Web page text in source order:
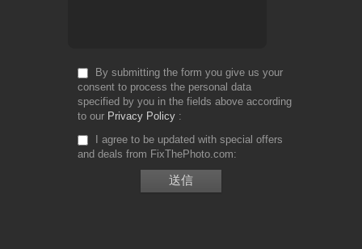
By submitting the form you give us your
consent to process the personal data
specified by you in the fields above according
to our Privacy Policy
I agree to be updated with special offers
and deals from FixThePhoto.com